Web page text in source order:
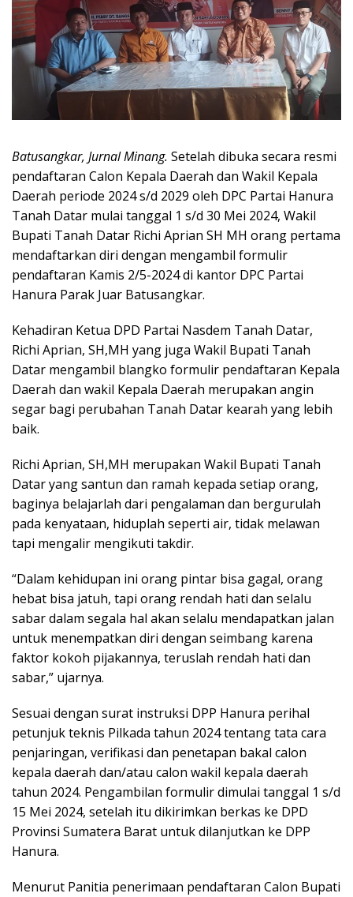
Batusangkar, Jurnal Minang. Setelah dibuka secara resmi
pendaftaran Calon Kepala Daerah dan Wakil Kepala
Daerah periode 2024 s/d 2029 oleh DPC Partai Hanura
Tanah Datar mulai tanggal 1 s/d 30 Mei 2024, Wakil
Bupati Tanah Datar Richi Aprian SH MH orang pertama
mendaftarkan diri dengan mengambil formulir
pendaftaran Kamis 2/5-2024 di kantor DPC Partai
Hanura Parak Juar Batusangkar.
Kehadiran Ketua DPD Partai Nasdem Tanah Datar,
Richi Aprian, SH,MH yang juga Wakil Bupati Tanah
Datar mengambil blangko formulir pendaftaran Kepala
Daerah dan wakil Kepala Daerah merupakan angin
segar bagi perubahan Tanah Datar kearah yang lebih
baik.
Richi Aprian, SH,MH merupakan Wakil Bupati Tanah
Datar yang santun dan ramah kepada setiap orang,
baginya belajarlah dari pengalaman dan bergurulah
pada kenyataan, hiduplah seperti air, tidak melawan
tapi mengalir mengikuti takdir.
“Dalam kehidupan ini orang pintar bisa gagal, orang
hebat bisa jatuh, tapi orang rendah hati dan selalu
sabar dalam segala hal akan selalu mendapatkan jalan
untuk menempatkan diri dengan seimbang karena
faktor kokoh pijakannya, teruslah rendah hati dan
sabar,” ujarnya.
Sesuai dengan surat instruksi DPP Hanura perihal
petunjuk teknis Pilkada tahun 2024 tentang tata cara
penjaringan, verifikasi dan penetapan bakal calon
kepala daerah dan/atau calon wakil kepala daerah
tahun 2024. Pengambilan formulir dimulai tanggal 1 s/d
15 Mei 2024, setelah itu dikirimkan berkas ke DPD
Provinsi Sumatera Barat untuk dilanjutkan ke DPP
Hanura.
Menurut Panitia penerimaan pendaftaran Calon Bupati